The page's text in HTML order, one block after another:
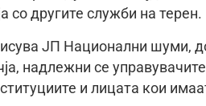
со другите служби на терен.
ЈП Национални шуми,
надлежни се
и лицата кои